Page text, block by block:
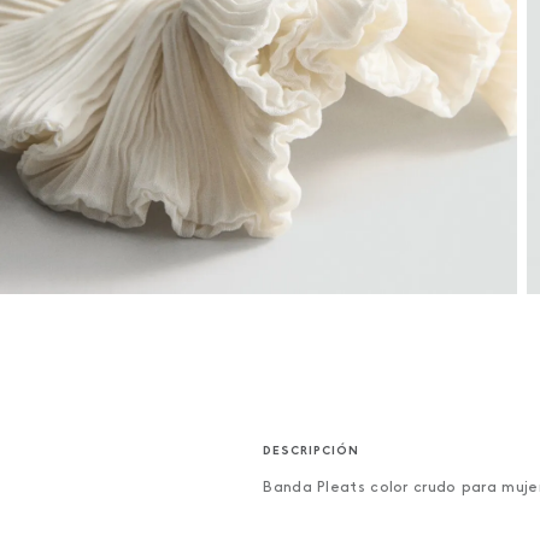
Banda Pleats color crudo para